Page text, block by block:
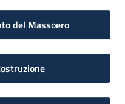
del Massoero